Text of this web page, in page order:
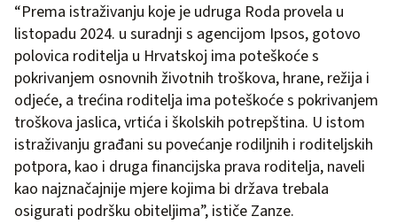
“Prema istraživanju koje je udruga Roda provela u
listopadu 2024. u suradnji s agencijom Ipsos, gotovo
polovica roditelja u Hrvatskoj ima poteškoće s
pokrivanjem osnovnih životnih troškova, hrane, režija i
odjeće, a trećina roditelja ima poteškoće s pokrivanjem
troškova jaslica, vrtića i školskih potrepština. U istom
istraživanju građani su povećanje rodiljnih i roditeljskih
potpora, kao i druga financijska prava roditelja, naveli
kao najznačajnije mjere kojima bi država trebala
osigurati podršku obiteljima”, ističe Zanze.